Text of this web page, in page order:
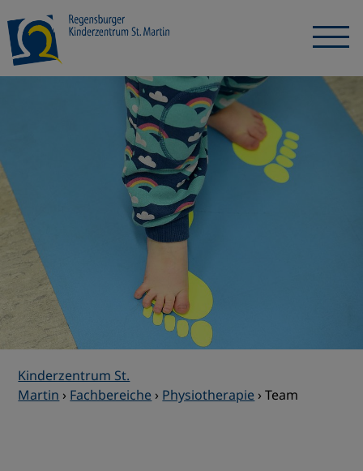
Kinderzentrum St.
Martin › Fachbereiche › Physiotherapie › Team